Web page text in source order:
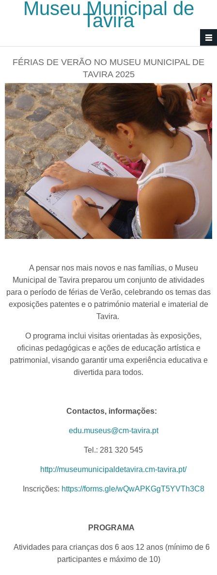
Passar para o conteúdo principal
Museu Municipal de
Tavira
FÉRIAS DE VERÃO NO MUSEU MUNICIPAL DE
TAVIRA 2025
A pensar nos mais novos e nas famílias, o Museu
Municipal de Tavira preparou um conjunto de atividades
para o período de férias de Verão, celebrando os temas das
exposições patentes e o património material e imaterial de
Tavira.
O programa inclui visitas orientadas às exposições,
oficinas pedagógicas e ações de educação artística e
patrimonial, visando garantir uma experiência educativa e
divertida para todos.
Contactos, informações:
edu.museus@cm-tavira.pt
Tel.: 281 320 545
http://museumunicipaldetavira.cm-tavira.pt/
Inscrições: https://forms.gle/wQwAPKGgT5YVTh3C8
PROGRAMA
Atividades para crianças dos 6 aos 12 anos (mínimo de 6
participantes e máximo de 10)